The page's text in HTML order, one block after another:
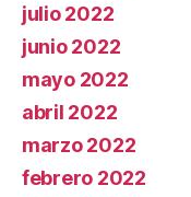
julio 2022
junio 2022
mayo 2022
abril 2022
marzo 2022
febrero 2022